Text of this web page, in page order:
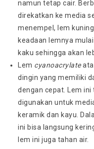
namun tetap cair.
direkatkan ke media
menempel, lem
keadaan lemnya
kaku sehingga akan
Lem cyanoacrylate
dingin yang memiliki
dengan cepat. Lem
digunakan untuk
keramik dan kayu.
ini bisa langsung
lem ini juga tahan air.